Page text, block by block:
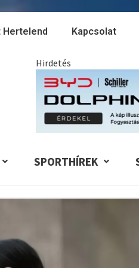
Hertelend Kapcsolat
Hirdetés
SPORTHÍREK